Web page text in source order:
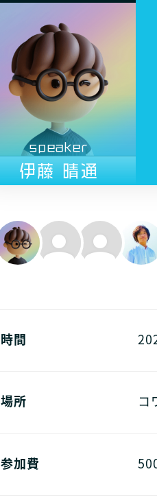
speaker
伊藤 晴通
時間
場所 コ
参加費